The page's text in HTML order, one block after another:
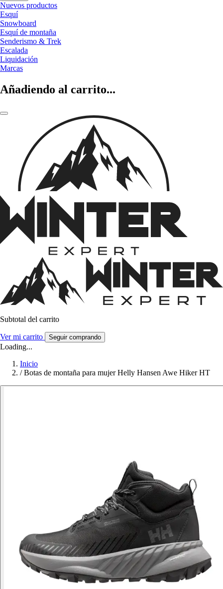
Nuevos productos
Esquí
Snowboard
Esquí de montaña
Senderismo & Trek
Escalada
Liquidación
Marcas
Añadiendo al carrito...
Subtotal del carrito
Ver mi carrito Seguir comprando
Loading...
Inicio
/ Botas de montaña para mujer Helly Hansen Awe Hiker HT